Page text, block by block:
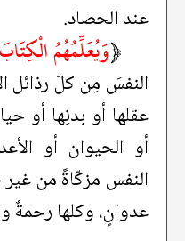
عند الحصاد.
﴿وَيُعَلِّمُهُمُ
النفسَ مِن كلّ رذائل
عقلها أو بدنِها أو
أو الحيوان أو
النفس مزكّاةً من
عدوانٍ، وكلها